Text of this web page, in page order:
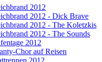
2012
2012 - Dick Brave
2012 - The Koletzkis
2012 - The Sounds
2012
Chor auf Reisen
2012